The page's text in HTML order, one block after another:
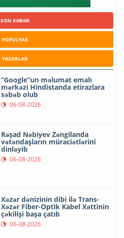
SON XƏBƏR
POPULYAR
YAZARLAR
“Google”un məlumat emalı
mərkəzi Hindistanda etirazlara
səbəb olub
06-08-2026
Rəşad Nəbiyev Zəngilanda
vətəndaşların müraciətlərini
dinləyib
06-08-2026
Xəzər dənizinin dibi ilə Trans-
Xəzər Fiber-Optik Kabel Xəttinin
çəkilişi başa çatıb
06-08-2026